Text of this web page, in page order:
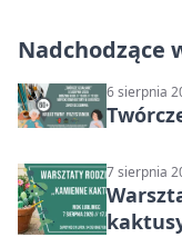
Nadchodzące
6 sierpnia
7 sierpnia